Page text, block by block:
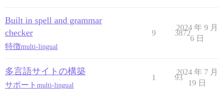
Built in spell and grammar
checker
特徴multi-lingual
9 3872
2024 年 9 月
6 日
多言語サイトの構築
サポート multi-lingual
1 93
2024 年 7 月
19 日